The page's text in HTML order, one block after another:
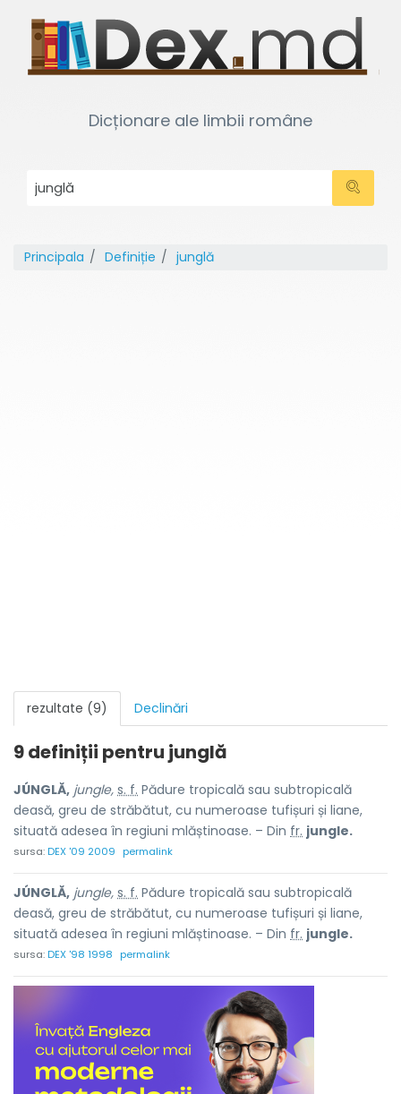
Dicționare ale limbii române
Principala Definiție junglă
rezultate (9) Declinări
9 definiții pentru junglă
JÚNGLĂ, jungle, s. f. Pădure tropicală sau subtropicală
deasă, greu de străbătut, cu numeroase tufișuri și liane,
situată adesea în regiuni mlăștinoase. – Din fr. jungle.
sursa:DEX '09 2009 permalink
JÚNGLĂ, jungle, s. f. Pădure tropicală sau subtropicală
deasă, greu de străbătut, cu numeroase tufișuri și liane,
situată adesea în regiuni mlăștinoase. – Din fr. jungle.
sursa:DEX '98 1998 permalink